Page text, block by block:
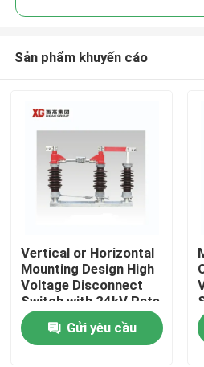
Trang Chủ
Các sản phẩm
Sản phẩm khuyến cáo
Vertical or Horizontal
Mounting Design High
Voltage Disconnect
Switch with 24kV Rate
Voltage
Gửi yêu cầu